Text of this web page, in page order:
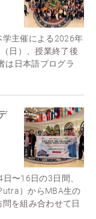
主催による2026年
日）、授業終了後
は日本語プログラ
〜16日の3日間、
）からMBA生の
を組み合わせて日